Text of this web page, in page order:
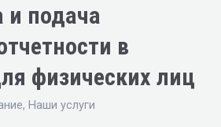
и подача
в
физических лиц
, Наши услуги